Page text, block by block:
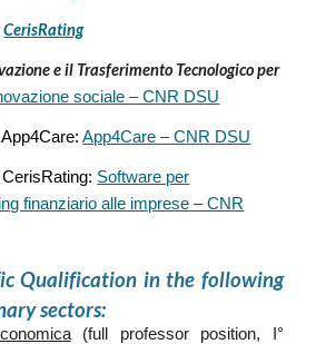
CerisRating
e il Trasferimento Tecnologico per
sociale – CNR DSU
App4Care:App4Care – CNR DSU
Software per
finanziario alle imprese – CNR
Qualification in the following
sectors:
(full professor position, I°